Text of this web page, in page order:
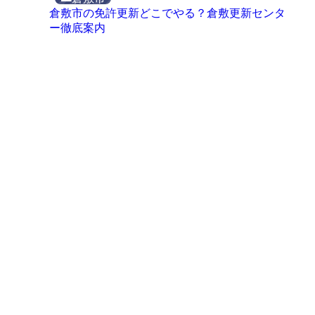
倉敷市の免許更新どこでやる？倉敷更新センタ
ー徹底案内